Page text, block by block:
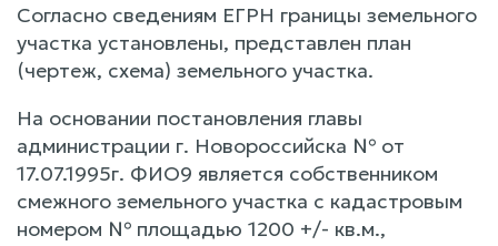
Согласно сведениям ЕГРН границы земельного
участка установлены, представлен план
(чертеж, схема) земельного участка.
На основании постановления главы
администрации г. Новороссийска № от
17.07.1995г. ФИО9 является собственником
смежного земельного участка с кадастровым
номером № площадью 1200 +/- кв.м.,